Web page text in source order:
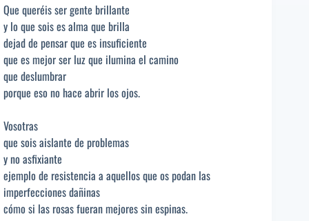
Que queréis ser gente brillante
y lo que sois es alma que brilla
dejad de pensar que es insuficiente
que es mejor ser luz que ilumina el camino
que deslumbrar
porque eso no hace abrir los ojos.
Vosotras
que sois aislante de problemas
y no asfixiante
ejemplo de resistencia a aquellos que os podan las
imperfecciones dañinas
cómo si las rosas fueran mejores sin espinas.